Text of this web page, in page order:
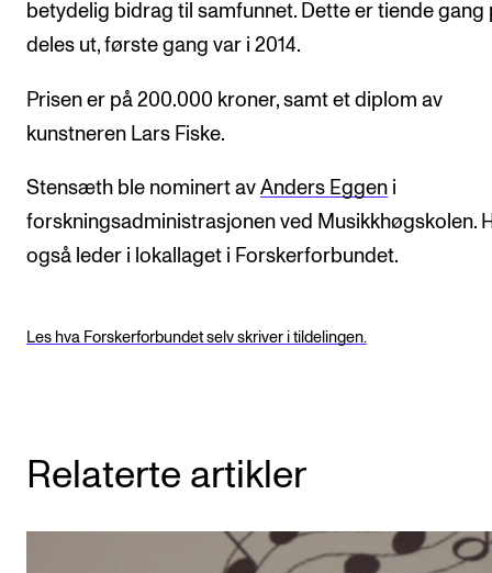
betydelig bidrag til samfunnet. Dette er tiende gang
deles ut, første gang var i 2014.
Prisen er på 200.000 kroner, samt et diplom av
kunstneren Lars Fiske.
Stensæth ble nominert av Anders Eggen i
forskningsadministrasjonen ved Musikkhøgskolen.
også leder i lokallaget i Forskerforbundet.
Les hva Forskerforbundet selv skriver i tildelingen.
Relaterte artikler